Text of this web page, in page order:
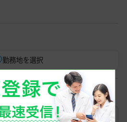
勤務地を選択